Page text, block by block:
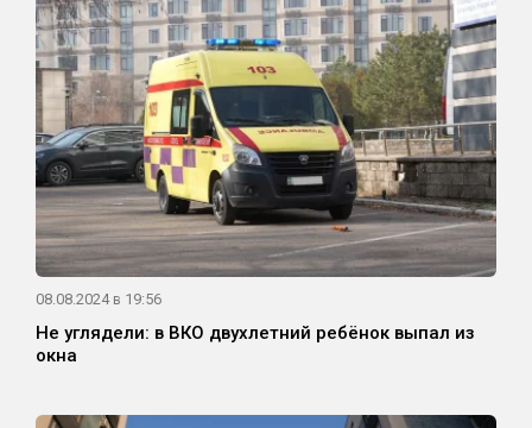
08.08.2024 в 19:56
Не углядели: в ВКО двухлетний ребёнок выпал из
окна